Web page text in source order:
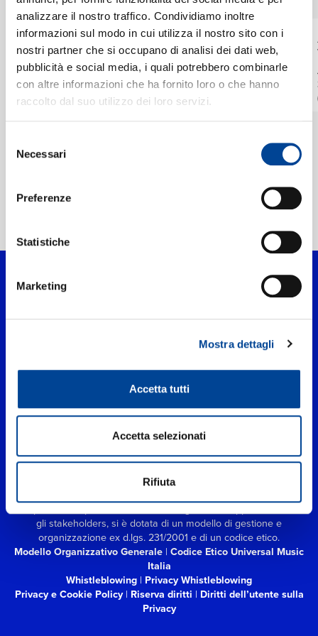
analizzare il nostro traffico. Condividiamo inoltre
informazioni sul modo in cui utilizza il nostro sito con i
nostri partner che si occupano di analisi dei dati web,
pubblicità e social media, i quali potrebbero combinarle
con altre informazioni che ha fornito loro o che hanno
raccolto dal suo utilizzo dei loro servizi.
delNecessari
Preferenze
Statistiche
Marketing
Mostra dettagli
Accetta tutti
Accetta selezionati
Rifiuta
JOE HISAISHI,
WIENER
SYMPHONIKER
Mládí
Digitale
RENAUD CAPUÇON,
WIENER
SYMPHONIKER, PETR
POPELKA
R. Strauss: Violin
Concerto in D Minor,
Op. 8: II. Lento ma
non troppo
INSTANT GRAT
Wiener Symphoniker
Nervesa, 21 - 20139 Milano
P.IVA IT03802730154 Iscritta al REA di Milano con il numero
966135 in data 29/06/1977Capitale sociale Euro 2.000.000
interamente versato.
gli stakeholders, si è dotata di un modello di gestione e
organizzazione ex d.lgs. 231/2001 e di un codice etico.
Modello Organizzativo Generale | Codice Etico Universal Music
Italia
Whistleblowing | Privacy Whistleblowing
Privacy e Cookie Policy| Riserva diritti | Diritti dell’utente sulla
Privacy
CONTATTI